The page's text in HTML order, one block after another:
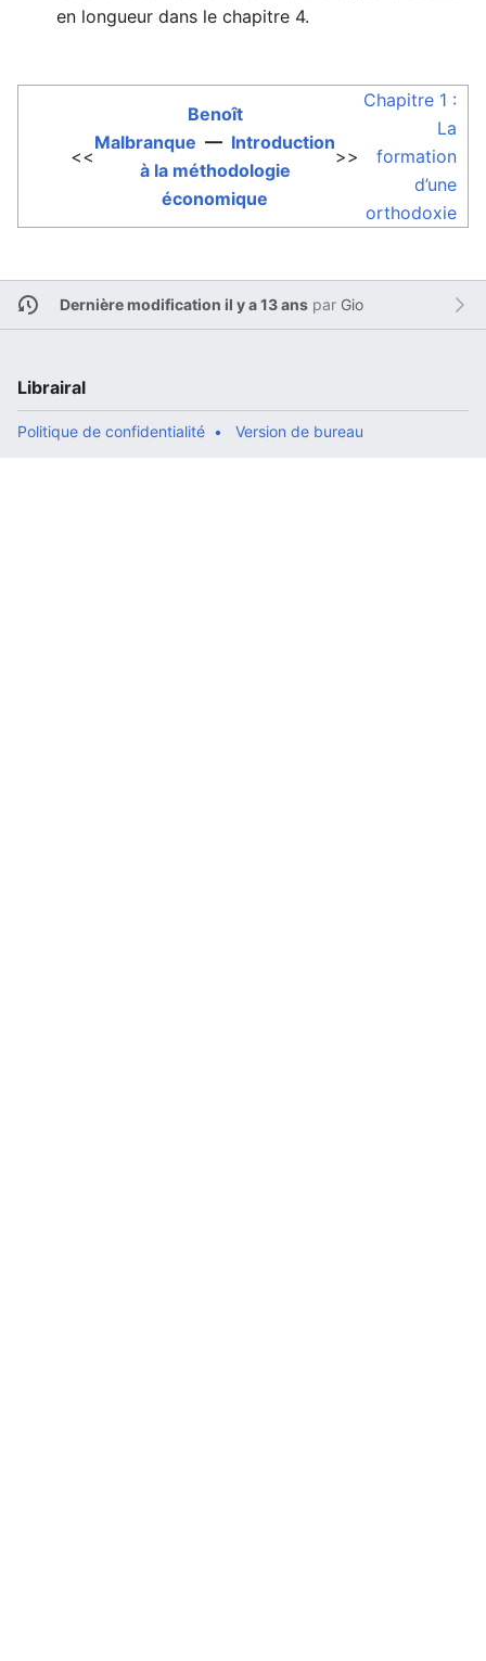
en longueur dans le chapitre 4.
<<
Benoît
Malbranque — Introduction
à la méthodologie
économique
>>
Chapitre 1 :
La
formation
d’une
orthodoxie
Dernière modification il y a 13 anspar Gio
Librairal
Politique de confidentialité Version de bureau